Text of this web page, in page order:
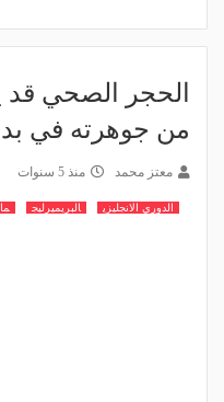
الحجر الصحي قد
من جوهرته في
معتز محمد منذ 5 سنوات
الدوري الانجليزي البريميرليج